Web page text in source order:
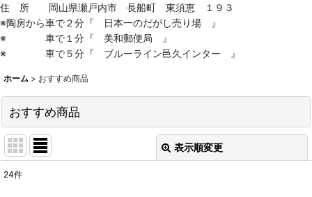
住 所 岡山県瀬戸内市 長船町 東須恵 １９３
※陶房から車で２分『 日本一のだがし売り場 』
※ 車で１分『 美和郵便局 』
※ 車で５分『 ブルーライン邑久インター 』
ホーム > おすすめ商品
おすすめ商品
表示順変更
24件